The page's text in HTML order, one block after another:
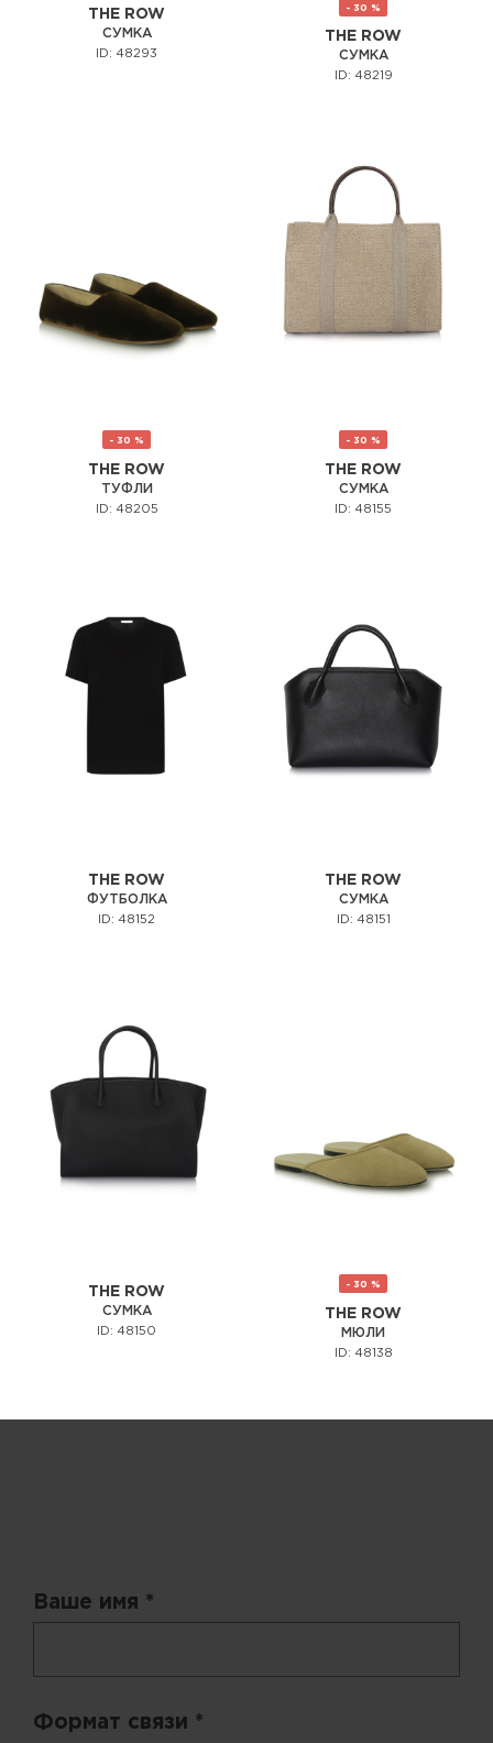
THE ROW
СУМКА
ID: 48293
- 30 %
THE ROW
СУМКА
ID: 48219
- 30 %
THE ROW
ТУФЛИ
ID: 48205
- 30 %
THE ROW
СУМКА
ID: 48155
THE ROW
ФУТБОЛКА
ID: 48152
THE ROW
СУМКА
ID: 48151
THE ROW
СУМКА
ID: 48150
- 30 %
THE ROW
МЮЛИ
ID: 48138
Ваше имя *
Формат связи *